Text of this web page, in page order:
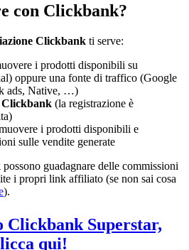
con Clickbank?
Clickbank ti serve:
i prodotti disponibili su
oppure una fonte di traffico (Google
ads, Native, …)
Clickbank (la registrazione è
i prodotti disponibili e
sulle vendite generate
possono guadagnare delle commissioni
i propri link affiliato (se non sai cosa
).
Clickbank Superstar,
qui!